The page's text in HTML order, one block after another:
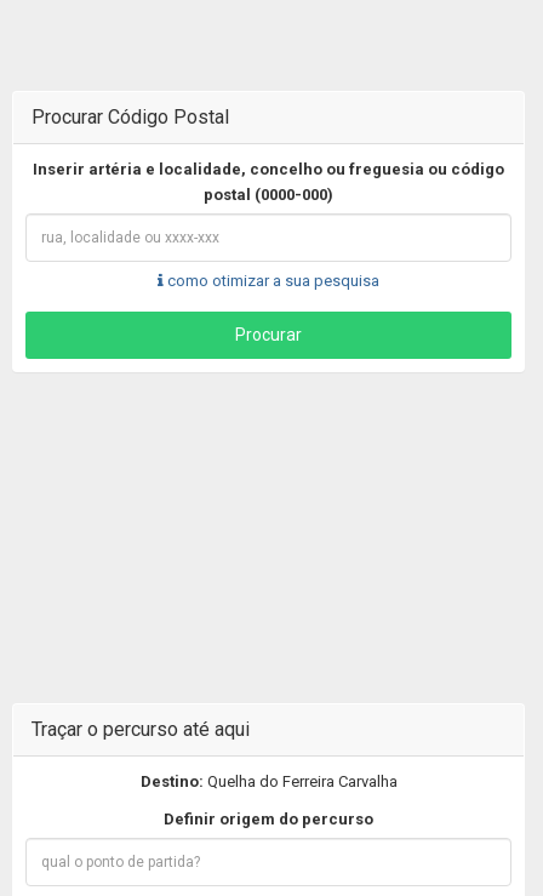
Procurar Código Postal
Inserir artéria e localidade, concelho ou freguesia ou código
postal (0000-000)
como otimizar a sua pesquisa
Traçar o percurso até aqui
Destino: Quelha do Ferreira Carvalha
Definir origem do percurso